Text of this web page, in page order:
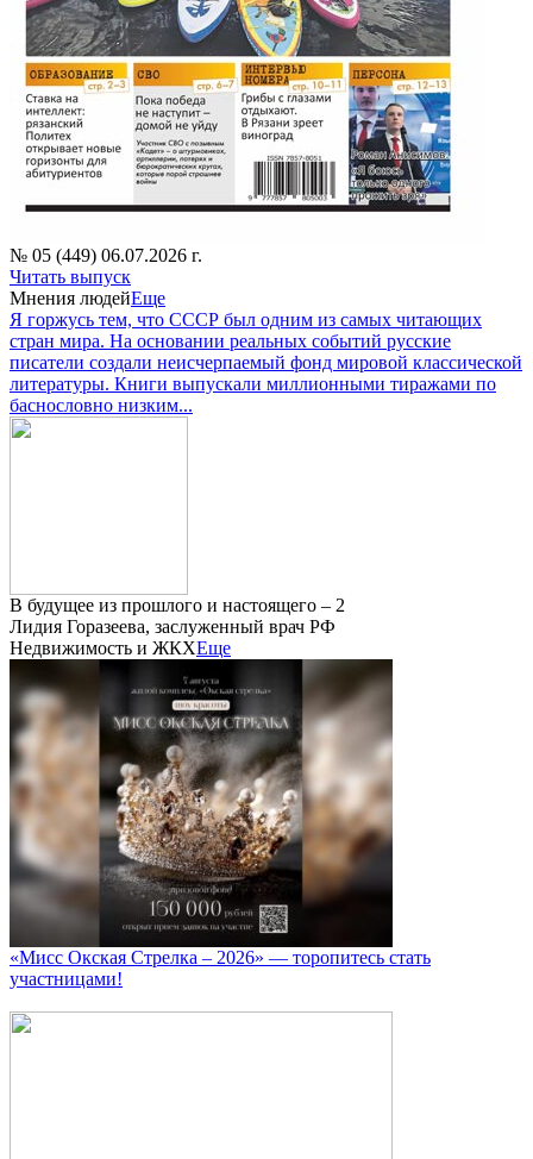
№ 05 (449) 06.07.2026 г.
Читать выпуск
Мнения людейЕще
Я горжусь тем, что СССР был одним из самых читающих
стран мира. На основании реальных событий русские
писатели создали неисчерпаемый фонд мировой классической
литературы. Книги выпускали миллионными тиражами по
баснословно низким...
В будущее из прошлого и настоящего – 2
Лидия Горазеева, заслуженный врач РФ
Недвижимость и ЖКХЕще
«Мисс Окская Стрелка – 2026» — торопитесь стать
участницами!